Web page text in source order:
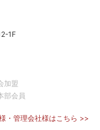
1F
加盟
部会員
・管理会社様はこちら >>